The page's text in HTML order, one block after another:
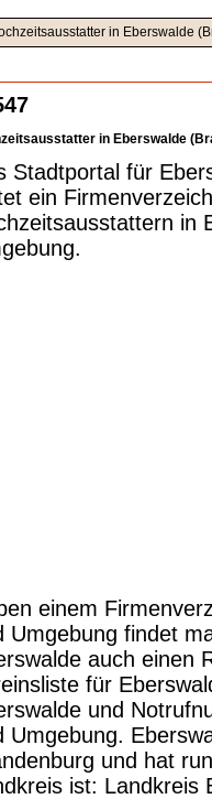
in Eberswalde
in Eberswalde
Stadtportal für
ein
in
einem
Umgebung findet
auch einen
für
und
Umgebung.
und hat
ist: Landkreis